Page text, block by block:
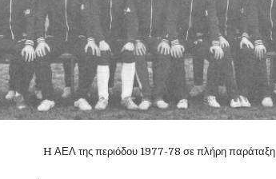
H ΑΕΛ της περιόδου 1977-78 σε πλήρη παράταξη